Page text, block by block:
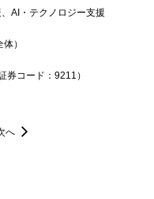
AI・テクノロジー支援
）
コード：9211）
へ